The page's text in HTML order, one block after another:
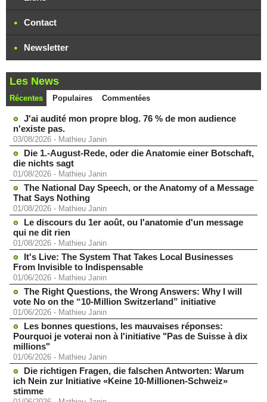
Contact
Newsletter
Les News
Récentes Populaires Commentées
J'ai audité mon propre blog. 76 % de mon audience
n'existe pas.
03/08/2026 - Mathieu Janin
Die 1.-August-Rede, oder die Anatomie einer Botschaft,
die nichts sagt
01/08/2026 - Mathieu Janin
The National Day Speech, or the Anatomy of a Message
That Says Nothing
01/08/2026 - Mathieu Janin
Le discours du 1er août, ou l'anatomie d'un message
qui ne dit rien
01/08/2026 - Mathieu Janin
It's Live: The System That Takes Local Businesses
From Invisible to Indispensable
01/06/2026 - Mathieu Janin
The Right Questions, the Wrong Answers: Why I will
vote No on the “10-Million Switzerland” initiative
01/06/2026 - Mathieu Janin
Les bonnes questions, les mauvaises réponses:
Pourquoi je voterai non à l'initiative "Pas de Suisse à dix
millions"
01/06/2026 - Mathieu Janin
Die richtigen Fragen, die falschen Antworten: Warum
ich Nein zur Initiative «Keine 10-Millionen-Schweiz»
stimme